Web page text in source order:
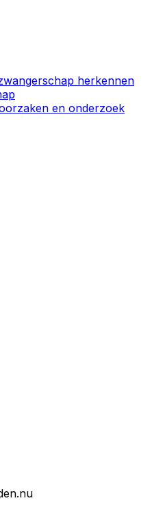
herkennen
en onderzoek